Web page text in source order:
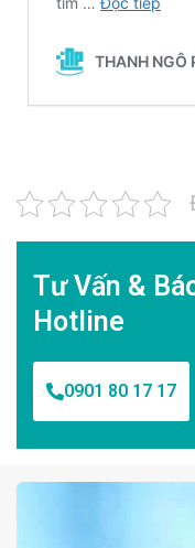
Tư Vấn &
Hotline
0901 80 17 17